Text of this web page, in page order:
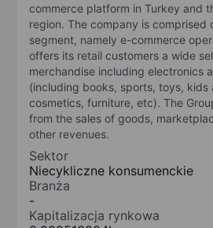
commerce platform in Turkey and
region. The company is comprised
segment, namely e-commerce
offers its retail customers a wide
merchandise including electronics
(including books, sports, toys,
cosmetics, furniture, etc). The
from the sales of goods,
other revenues.
Sektor
Niecykliczne konsumenckie
Branża
-
Kapitalizacja rynkowa